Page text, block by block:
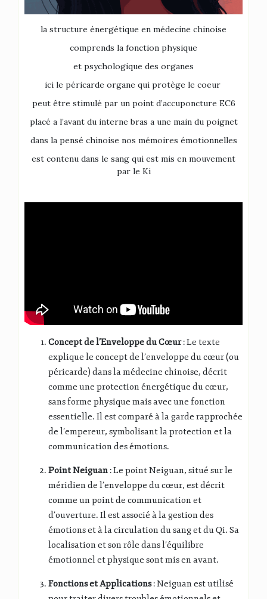
la structure énergétique en médecine chinoise
comprends la fonction physique
et psychologique des organes
ici le péricarde organe qui protège le coeur
peut être stimulé par un point d’accuponcture EC6
placé a l’avant du interne bras a une main du poignet
dans la pensé chinoise nos mémoires émotionnelles
est contenu dans le sang qui est mis en mouvement
par le Ki
Concept de l’Enveloppe du Cœur: Le texte
explique le concept de l’enveloppe du cœur (ou
péricarde) dans la médecine chinoise, décrit
comme une protection énergétique du cœur,
sans forme physique mais avec une fonction
essentielle. Il est comparé à la garde rapprochée
de l’empereur, symbolisant la protection et la
communication des émotions.
Point Neiguan : Le point Neiguan, situé sur le
méridien de l’enveloppe du cœur, est décrit
comme un point de communication et
d’ouverture. Il est associé à la gestion des
émotions et à la circulation du sang et du Qi. Sa
localisation et son rôle dans l’équilibre
émotionnel et physique sont mis en avant.
Fonctions et Applications: Neiguan est utilisé